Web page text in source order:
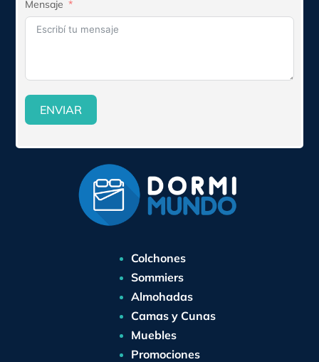
Colchones
Sommiers
Almohadas
Camas y Cunas
Muebles
Promociones
Mensaje
ENVIAR